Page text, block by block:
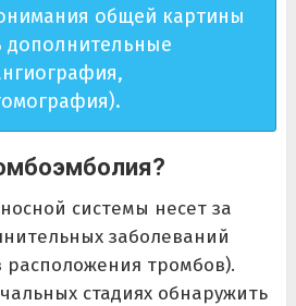
общей картины
дополнительные
системы несет за
заболеваний
расположения тромбов).
стадиях обнаружить